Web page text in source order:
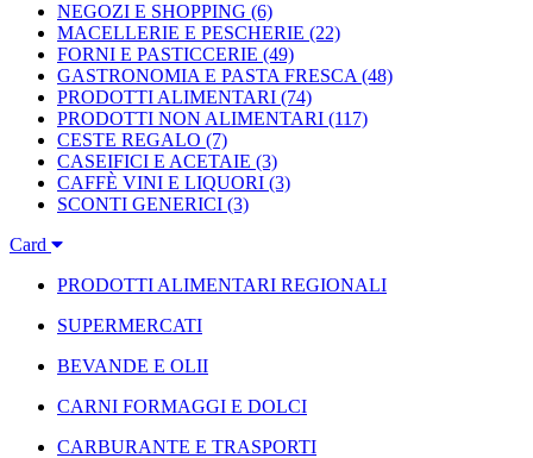
NEGOZI E SHOPPING (6)
MACELLERIE E PESCHERIE (22)
FORNI E PASTICCERIE (49)
GASTRONOMIA E PASTA FRESCA (48)
PRODOTTI ALIMENTARI (74)
PRODOTTI NON ALIMENTARI (117)
CESTE REGALO (7)
CASEIFICI E ACETAIE (3)
CAFFÈ VINI E LIQUORI (3)
SCONTI GENERICI (3)
Card
PRODOTTI ALIMENTARI REGIONALI
SUPERMERCATI
BEVANDE E OLII
CARNI FORMAGGI E DOLCI
CARBURANTE E TRASPORTI